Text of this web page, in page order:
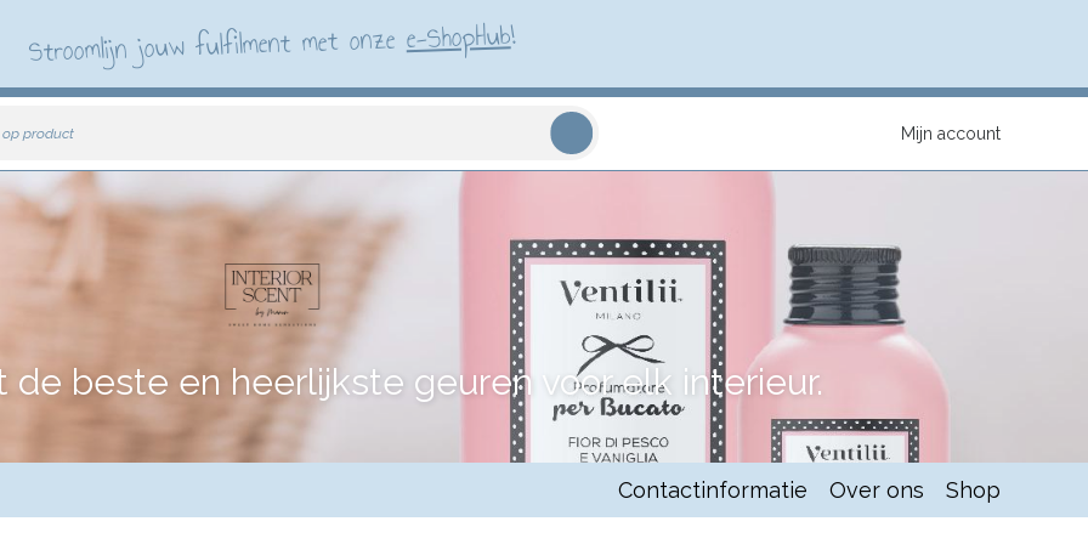
Stroomlijn jouw fulfilment met onzee-ShopHub!
op product Mijn account
de beste en heerlijkste geuren voor elk interieur.
Contactinformatie Over ons Shop